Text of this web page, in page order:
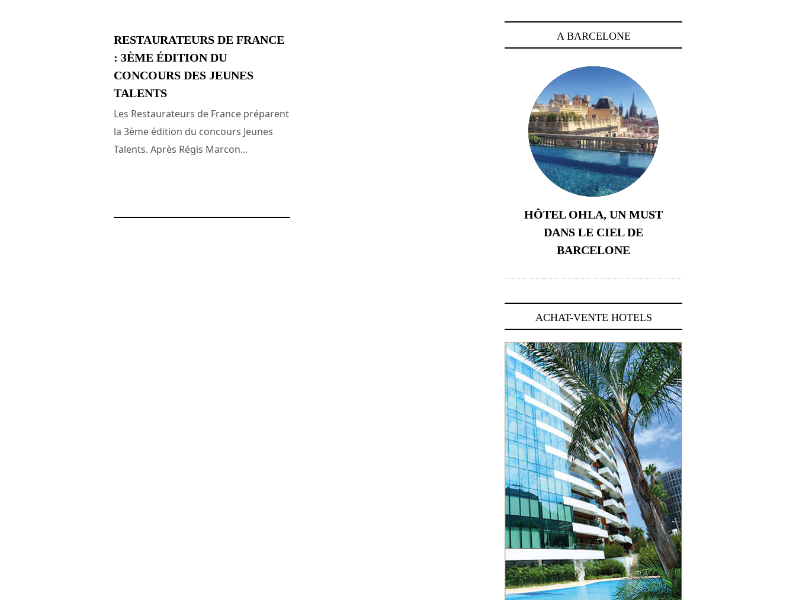
RESTAURATEURS DE FRANCE
: 3ÈME ÉDITION DU
CONCOURS DES JEUNES
TALENTS
Les Restaurateurs de France préparent
la 3ème édition du concours Jeunes
Talents. Après Régis Marcon...
A BARCELONE
HÔTEL OHLA, UN MUST
DANS LE CIEL DE
BARCELONE
ACHAT-VENTE HOTELS